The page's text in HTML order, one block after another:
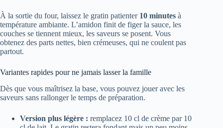
À la sortie du four, laissez le gratin patienter 10 minutes à
température ambiante. L’amidon finit de figer la sauce, les
couches se tiennent mieux, les saveurs se posent. Vous
obtenez des parts nettes, bien crémeuses, qui ne coulent pas
partout.
Variantes rapides pour ne jamais lasser la famille
Dès que vous maîtrisez la base, vous pouvez jouer avec les
saveurs sans rallonger le temps de préparation.
Version plus légère : remplacez 10 cl de crème par 10